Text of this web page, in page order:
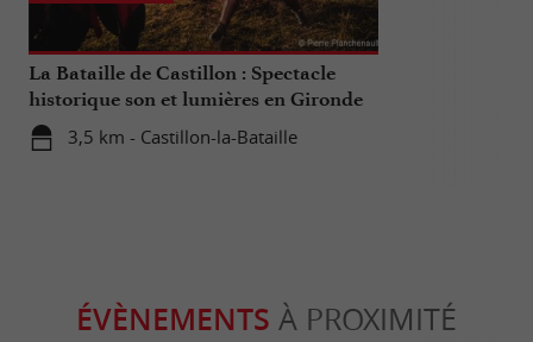
La Bataille de Castillon : Spectacle
historique son et lumières en Gironde
3,5 km - Castillon-la-Bataille
ÉVÈNEMENTS À PROXIMITÉ